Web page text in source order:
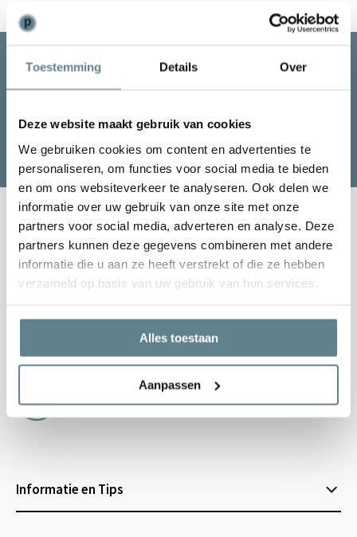
Toestemming Details Over
Deze website maakt gebruik van cookies
We gebruiken cookies om content en advertenties te
personaliseren, om functies voor social media te bieden
en om ons websiteverkeer te analyseren. Ook delen we
informatie over uw gebruik van onze site met onze
partners voor social media, adverteren en analyse. Deze
partners kunnen deze gegevens combineren met andere
informatie die u aan ze heeft verstrekt of die ze hebben
verzameld op basis van uw gebruik van hun services.
Alles toestaan
Aanpassen
Blijf op de hoogte van de laatste nieuwtjes
Abonneer je op onze nieuwsbrief om op de hoogte te
Abonneer
Kunnen we je helpen?
Klantenservice:
openingstijden
Bellen
0344-228104
0344-228104
Informatie en Tips